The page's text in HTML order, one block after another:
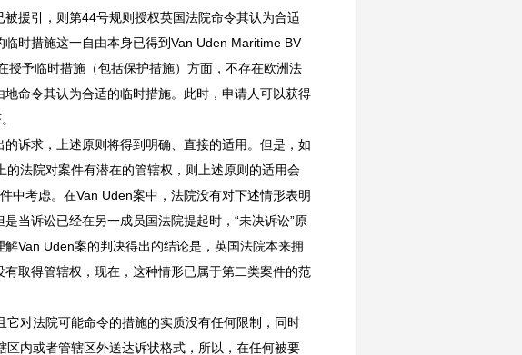
援引，则第44号规则授权英国法院命令其认为合适
时措施这一自由本身已得到Van Uden Maritime BV
予临时措施（包括保护措施）方面，不存在欧洲法
地命令其认为合适的临时措施。此时，申请人可以获得
。
求，上述原则将得到明确、直接的适用。但是，如
法院对案件有潜在的管辖权，则上述原则的适用会
中考虑。在Van Uden案中，法院没有对下述情形表明
当诉讼已经在另一成员国法院提起时，“未决诉讼”原
Van Uden案的判决得出的结论是，英国法院本来拥
取得管辖权，现在，这种情形已属于第二类案件的范
对法院可能命令的措施的实质没有任何限制，同时
内或者管辖区外送达诉状格式，所以，在任何被要